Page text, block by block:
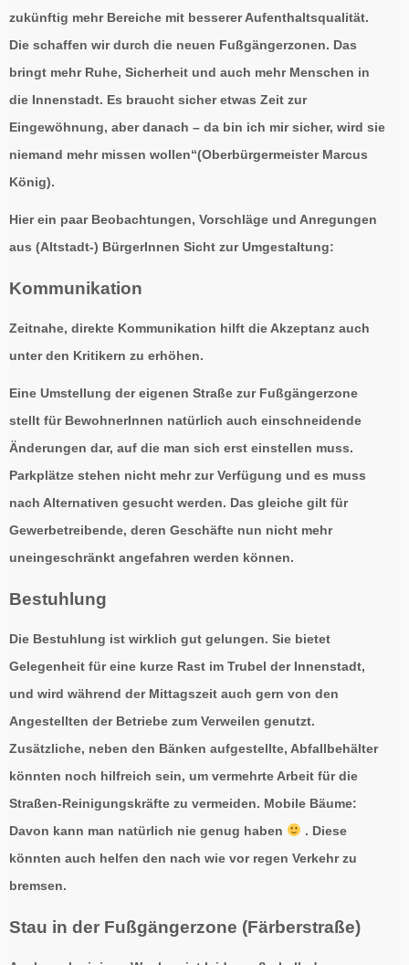
zukünftig mehr Bereiche mit besserer Aufenthaltsqualität.
Die schaffen wir durch die neuen Fußgängerzonen. Das
bringt mehr Ruhe, Sicherheit und auch mehr Menschen in
die Innenstadt. Es braucht sicher etwas Zeit zur
Eingewöhnung, aber danach – da bin ich mir sicher, wird sie
niemand mehr missen wollen“(Oberbürgermeister Marcus
König).
Hier ein paar Beobachtungen, Vorschläge und Anregungen
aus (Altstadt-) BürgerInnen Sicht zur Umgestaltung:
Kommunikation
Zeitnahe, direkte Kommunikation hilft die Akzeptanz auch
unter den Kritikern zu erhöhen.
Eine Umstellung der eigenen Straße zur Fußgängerzone
stellt für BewohnerInnen natürlich auch einschneidende
Änderungen dar, auf die man sich erst einstellen muss.
Parkplätze stehen nicht mehr zur Verfügung und es muss
nach Alternativen gesucht werden. Das gleiche gilt für
Gewerbetreibende, deren Geschäfte nun nicht mehr
uneingeschränkt angefahren werden können.
Bestuhlung
Die Bestuhlung ist wirklich gut gelungen. Sie bietet
Gelegenheit für eine kurze Rast im Trubel der Innenstadt,
und wird während der Mittagszeit auch gern von den
Angestellten der Betriebe zum Verweilen genutzt.
Zusätzliche, neben den Bänken aufgestellte, Abfallbehälter
könnten noch hilfreich sein, um vermehrte Arbeit für die
Straßen-Reinigungskräfte zu vermeiden. Mobile Bäume:
Davon kann man natürlich nie genug haben
. Diese
könnten auch helfen den nach wie vor regen Verkehr zu
bremsen.
Stau in der Fußgängerzone (Färberstraße)